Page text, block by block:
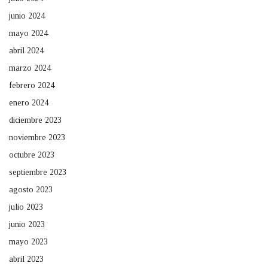
junio 2024
mayo 2024
abril 2024
marzo 2024
febrero 2024
enero 2024
diciembre 2023
noviembre 2023
octubre 2023
septiembre 2023
agosto 2023
julio 2023
junio 2023
mayo 2023
abril 2023